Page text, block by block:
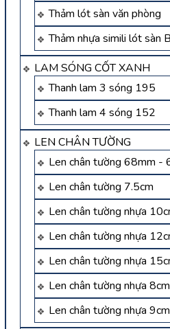
Thảm lót sàn văn phòng
Thảm nhựa simili lót sàn
LAM SÓNG CỐT XANH
Thanh lam 3 sóng 195
Thanh lam 4 sóng 152
LEN CHÂN TƯỜNG
Len chân tường 68mm -
Len chân tường 7.5cm
Len chân tường nhựa
Len chân tường nhựa
Len chân tường nhựa
Len chân tường nhựa 8cm
Len chân tường nhựa 9cm